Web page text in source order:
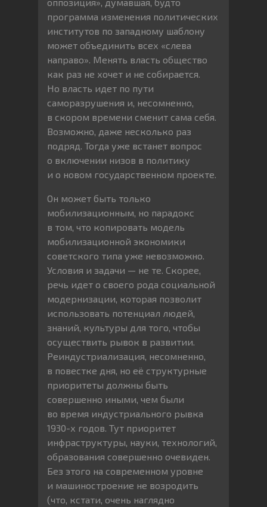
программа изменения политических
институтов по западному шаблону
может объединить всех «слева
направо». Менять власть общество
как раз не хочет и не собирается.
Но власть идет по пути
саморазрушения и, несомненно,
в скором времени сменит сама себя.
Возможно, даже несколько раз
подряд. Тогда уже встанет вопрос
о включении низов в политику
и о новом государственном проекте.
Он может быть только
мобилизационным, но парадокс
в том, что копировать модель
мобилизационной экономики
советского типа уже невозможно.
Условия и задачи — не те. Скорее,
речь идет о своего рода социальной
модернизации, которая позволит
использовать потенциал людей,
знаний, культуры для того, чтобы
осуществить рывок в развитии.
Реиндустриализация, несомненно,
в повестке дня, но её структурные
приоритеты должны быть
совершенно иными, чем были
во время индустриального рывка
1930-х годов. Тут приоритет
инфраструктуры, науки, технологий,
образования совершенно очевиден.
Без этого на современном уровне
и машиностроение не возродить
(что, кстати, очень наглядно